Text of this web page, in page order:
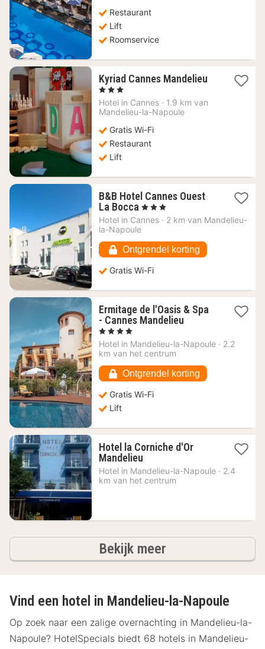
€
Restaurant
Lift
Roomservice
Kyriad Cannes Mandelieu1
vanaf
, 3 Sterren
Hotel in Cannes · 1.9 km van
Mandelieu-la-Napoule
Gratis Wi-Fi
Restaurant
Lift
B&B Hotel Cannes Ouest
La Bocca 1
nacht
vanaf
€
, 3 Sterren
Hotel in Cannes · 2 km van Mandelieu-
la-Napoule
Ontgrendel korting
Gratis Wi-Fi
Ermitage de l'Oasis & Spa
- Cannes Mandelieu1
vanaf
260
, 4 Sterren
Hotel in Mandelieu-la-Napoule · 2.2
km van het centrum
Ontgrendel korting
Gratis Wi-Fi
Lift
Hotel la Corniche d'Or
Mandelieu1
nacht
vanaf
Hotel in Mandelieu-la-Napoule · 2.4
km van het centrum
Bekijk meerhotels
Vind een hotel in Mandelieu-la-Napoule
Op zoek naar een zalige overnachting in Mandelieu-la-
Napoule? HotelSpecials biedt 68 hotels in Mandelieu-